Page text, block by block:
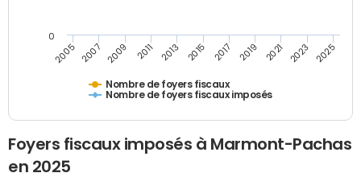
Nombre de foyers fiscaux
Nombre de foyers fiscaux imposés
2005 2007 2009 2011 2013 2015 2017 2019 2021 2023 2025
0
Foyers fiscaux imposés à Marmont-Pachas
en 2025